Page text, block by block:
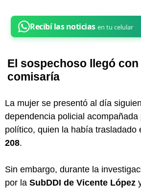
El sospechoso llegó con
comisaría
La mujer se presentó al día
dependencia policial acompañada
político, quien la había trasladado
208.
Sin embargo, durante la
por la SubDDI de Vicente López